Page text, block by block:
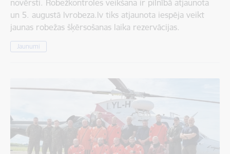
novērsti. Robežkontroles veikšana ir pilnībā atjaunota
un 5. augustā lvrobeza.lv tiks atjaunota iespēja veikt
jaunas robežas šķērsošanas laika rezervācijas.
Jaunumi